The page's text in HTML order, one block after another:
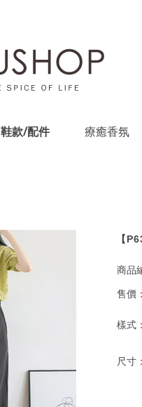
鞋款/配件 療癒香氛
【
商品
售價：
樣式：
尺寸：